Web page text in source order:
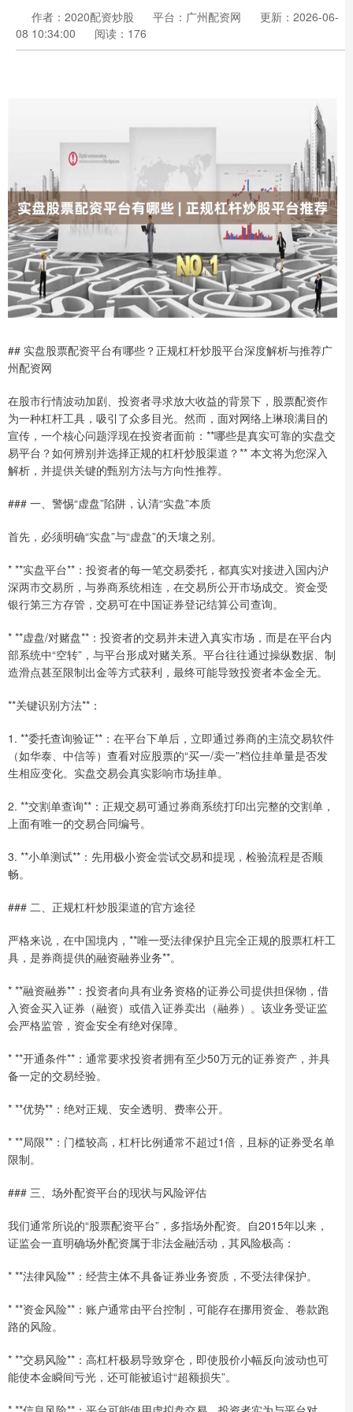
作者：2020配资炒股 平台：广州配资网
更新：2026-06-
08 10:34:00
阅读：176
## 实盘股票配资平台有哪些？正规杠杆炒股平台深度解析与推荐广
州配资网
在股市行情波动加剧、投资者寻求放大收益的背景下，股票配资作
为一种杠杆工具，吸引了众多目光。然而，面对网络上琳琅满目的
宣传，一个核心问题浮现在投资者面前：**哪些是真实可靠的实盘交
易平台？如何辨别并选择正规的杠杆炒股渠道？** 本文将为您深入
解析，并提供关键的甄别方法与方向性推荐。
### 一、警惕“虚盘”陷阱，认清“实盘”本质
首先，必须明确“实盘”与“虚盘”的天壤之别。
* **实盘平台**：投资者的每一笔交易委托，都真实对接进入国内沪
深两市交易所，与券商系统相连，在交易所公开市场成交。资金受
银行第三方存管，交易可在中国证券登记结算公司查询。
* **虚盘/对赌盘**：投资者的交易并未进入真实市场，而是在平台内
部系统中“空转”，与平台形成对赌关系。平台往往通过操纵数据、制
造滑点甚至限制出金等方式获利，最终可能导致投资者本金全无。
**关键识别方法**：
1. **委托查询验证**：在平台下单后，立即通过券商的主流交易软件
（如华泰、中信等）查看对应股票的“买一/卖一”档位挂单量是否发
生相应变化。实盘交易会真实影响市场挂单。
2. **交割单查询**：正规交易可通过券商系统打印出完整的交割单，
上面有唯一的交易合同编号。
3. **小单测试**：先用极小资金尝试交易和提现，检验流程是否顺
畅。
### 二、正规杠杆炒股渠道的官方途径
严格来说，在中国境内，**唯一受法律保护且完全正规的股票杠杆工
具，是券商提供的融资融券业务**。
* **融资融券**：投资者向具有业务资格的证券公司提供担保物，借
入资金买入证券（融资）或借入证券卖出（融券）。该业务受证监
会严格监管，资金安全有绝对保障。
* **开通条件**：通常要求投资者拥有至少50万元的证券资产，并具
备一定的交易经验。
* **优势**：绝对正规、安全透明、费率公开。
* **局限**：门槛较高，杠杆比例通常不超过1倍，且标的证券受名单
限制。
### 三、场外配资平台的现状与风险评估
我们通常所说的“股票配资平台”，多指场外配资。自2015年以来，
证监会一直明确场外配资属于非法金融活动，其风险极高：
* **法律风险**：经营主体不具备证券业务资质，不受法律保护。
* **资金风险**：账户通常由平台控制，可能存在挪用资金、卷款跑
路的风险。
* **交易风险**：高杠杆极易导致穿仓，即使股价小幅反向波动也可
能使本金瞬间亏光，还可能被追讨“超额损失”。